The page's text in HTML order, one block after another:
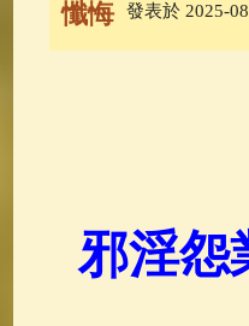
生活禪
懺悔
發表於 2025-
邪淫怨